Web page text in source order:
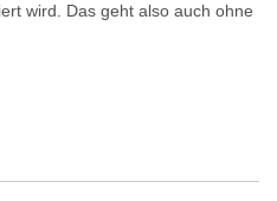
wird. Das geht also auch ohne